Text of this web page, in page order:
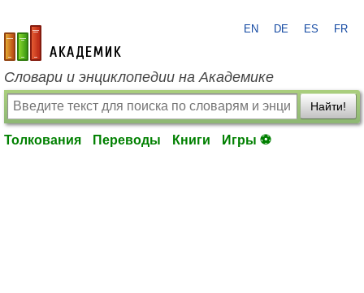
academic.ru
EN DE ES FR
Словари и энциклопедии на Академике
Найти!
Толкования Переводы Книги Игры ⚽